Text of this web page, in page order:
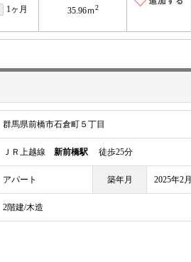
1ヶ月
35.96ｍ2
群馬県前橋市石倉町５丁目
ＪＲ上越線 新前橋駅 徒歩25分
アパート 築年月 2025年2月
2階建/木造